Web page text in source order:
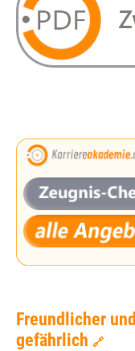
Freundlicher
gefährlich 🔗